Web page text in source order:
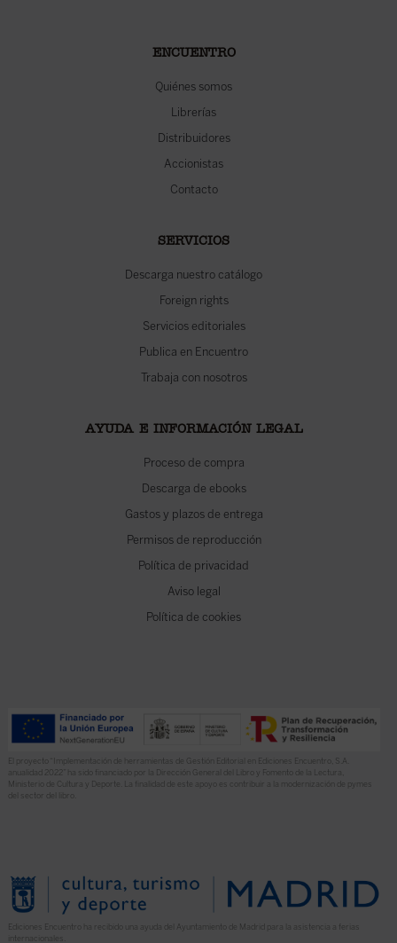
ENCUENTRO
Quiénes somos
Librerías
Distribuidores
Accionistas
Contacto
SERVICIOS
Descarga nuestro catálogo
Foreign rights
Servicios editoriales
Publica en Encuentro
Trabaja con nosotros
AYUDA E INFORMACIÓN LEGAL
Proceso de compra
Descarga de ebooks
Gastos y plazos de entrega
Permisos de reproducción
Política de privacidad
Aviso legal
Política de cookies
El proyecto “Implementación de herramientas de Gestión Editorial en Ediciones Encuentro, S.A.
anualidad 2022” ha sido financiado por la Dirección General del Libro y Fomento de la Lectura,
Ministerio de Cultura y Deporte. La finalidad de este apoyo es contribuir a la modernización de pymes
del sector del libro.
Ediciones Encuentro ha recibido una ayuda del Ayuntamiento de Madrid para la asistencia a ferias